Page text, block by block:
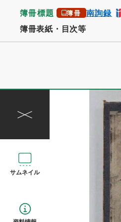
簿冊標題 簿冊 南詢録
簿冊表紙・目次等
サムネイル